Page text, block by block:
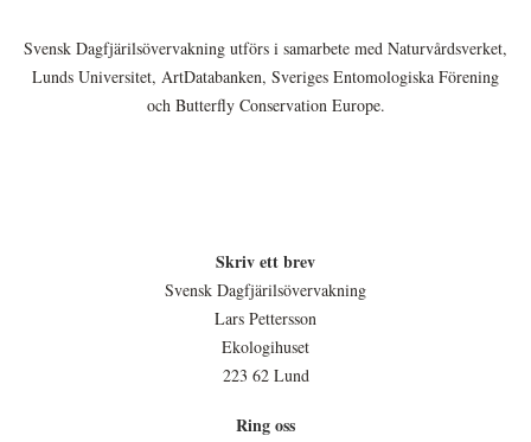
Svensk Dagfjärilsövervakning utförs i samarbete med Naturvårdsverket,
Lunds Universitet, ArtDatabanken, Sveriges Entomologiska Förening
och Butterfly Conservation Europe.
Skriv ett brev
Svensk Dagfjärilsövervakning
Lars Pettersson
Ekologihuset
223 62 Lund
Ring oss